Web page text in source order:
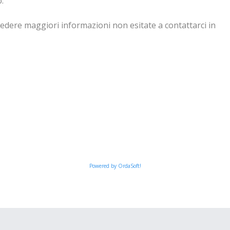
maggiori informazioni non esitate a contattarci in
Powered by OrdaSoft!